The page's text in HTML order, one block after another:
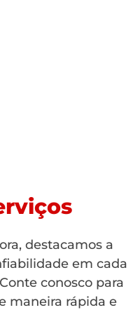
destacamos a
em cada
conosco para
maneira rápida e